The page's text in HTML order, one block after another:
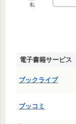
私
電子書籍サービス
ブックライブ
ブッコミ